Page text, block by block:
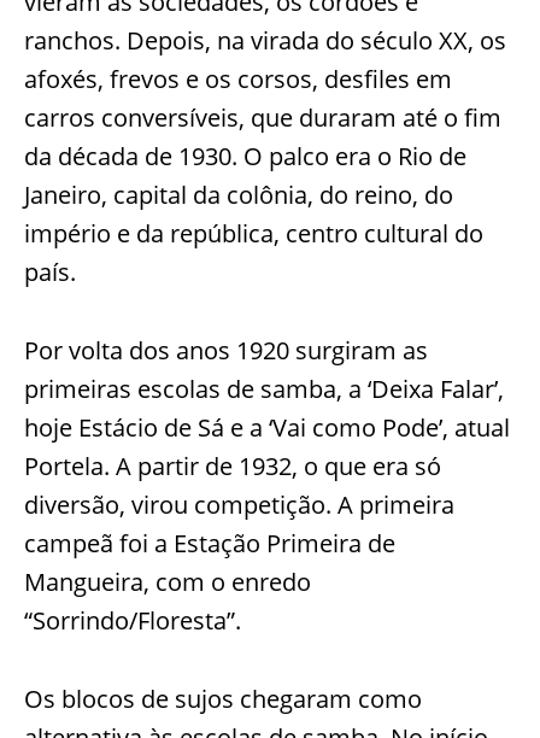
ranchos. Depois, na virada do século XX, os
afoxés, frevos e os corsos, desfiles em
carros conversíveis, que duraram até o fim
da década de 1930. O palco era o Rio de
Janeiro, capital da colônia, do reino, do
império e da república, centro cultural do
país.
Por volta dos anos 1920 surgiram as
primeiras escolas de samba, a ‘Deixa Falar’,
hoje Estácio de Sá e a ‘Vai como Pode’, atual
Portela. A partir de 1932, o que era só
diversão, virou competição. A primeira
campeã foi a Estação Primeira de
Mangueira, com o enredo
“Sorrindo/Floresta”.
Os blocos de sujos chegaram como